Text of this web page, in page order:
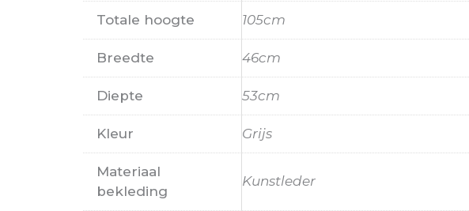
Totale hoogte 105cm
Breedte 46cm
Diepte 53cm
Kleur Grijs
Materiaal
bekleding
Kunstleder